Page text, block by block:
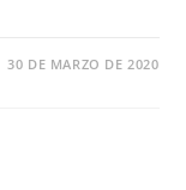
30 DE MARZO DE 2020